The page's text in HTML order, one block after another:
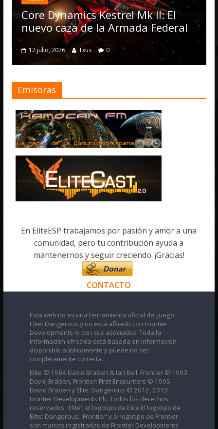
Core Dynamics Kestrel Mk II: El
nuevo caza de la Armada Federal
12 julio, 2026 Txus 0
Emisoras
En EliteESP trabajamos por pasión y amor a una
comunidad, pero tu contribución ayuda a
mantenernos y seguir creciendo. ¡Gracias!
CONTACTO
Esta web no es una herramienta oficial del juego
Elite: Dangerous y no está afiliado con Frontier
Developments ni con sus asociados. Toda la
información ofrecida está basada en información
disponible públicamente y puede no ser
completamente correcta.
Elite © 1984 David Braben & Ian Bell. Frontier © 1993
David Braben, Frontier: First Encounters © 1995
David Braben y Elite: Dangerous © 2012, 2013
Frontier Developments Plc. Todos los derechos
reservados. 'Elite', el logotipo de Elite El logotipo de
Elite: Dangerous, 'Frontier' y el logotipo de Frontier
son marcas registradas de Frontier Developments